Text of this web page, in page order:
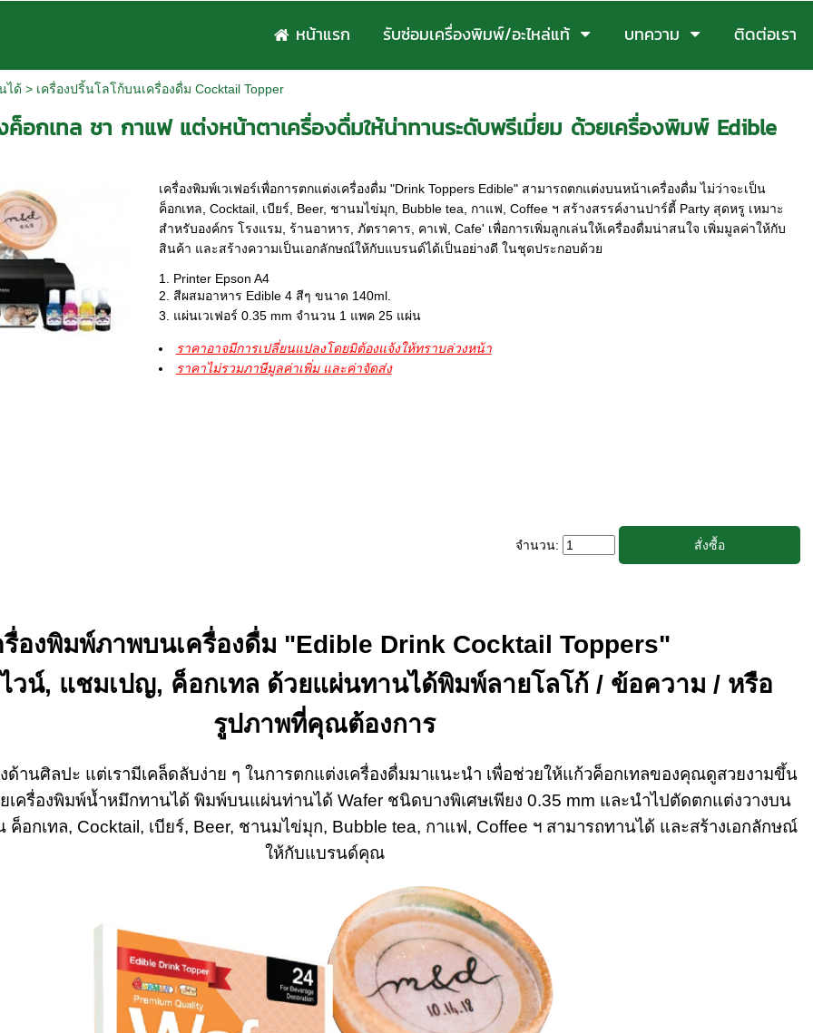
หน้าแรก รับซ่อมเครื่องพิมพ์/อะไหล่แท้ บทความ ติดต่อเรา
ได้ > เครื่องปริ้นโลโก้บนเครื่องดื่ม Cocktail Topper
อกเทล ชา กาแฟ แต่งหน้าตาเครื่องดื่มให้น่าทานระดับพรีเมี่ยม ด้วยเครื่องพิมพ์ Edible
เครื่องพิมพ์เวเฟอร์เพื่อการตกแต่งเครื่องดื่ม "Drink Toppers Edible" สามารถตกแต่งบนหน้าเครื่องดื่ม ไม่ว่าจะเป็น
ค็อกเทล, Cocktail, เบียร์, Beer, ชานมไข่มุก, Bubble tea, กาแฟ, Coffee ฯ สร้างสรรค์งานปาร์ตี้ Party สุดหรู เหมาะ
สำหรับองค์กร โรงแรม, ร้านอาหาร, ภัตราคาร, คาเฟ่, Cafe' เพื่อการเพิ่มลูกเล่นให้เครื่องดื่มน่าสนใจ เพิ่มมูลค่าให้กับ
สินค้า และสร้างความเป็นเอกลักษณ์ให้กับแบรนด์ได้เป็นอย่างดี ในชุดประกอบด้วย
Printer Epson A4
สีผสมอาหาร Edible 4 สีๆ ขนาด 140ml.
แผ่นเวเฟอร์ 0.35 mm จำนวน 1 แพค 25 แผ่น
ราคาอาจมีการเปลี่ยนแปลงโดยมิต้องแจ้งให้ทราบล่วงหน้า
ราคาไม่รวมภาษีมูลค่าเพิ่ม และค่าจัดส่ง
จำนวน:
รื่องพิมพ์ภาพบนเครื่องดื่ม "Edible Drink Cocktail Toppers"
วน์, แชมเปญ, ค็อกเทล ด้วยแผ่นทานได้พิมพ์ลายโลโก้ / ข้อความ / หรือ
รูปภาพที่คุณต้องการ
ด้านศิลปะ แต่เรามีเคล็ดลับง่าย ๆ ในการตกแต่งเครื่องดื่มมาแนะนำ เพื่อช่วยให้แก้วค็อกเทลของคุณดูสวยงามขึ้น
เครื่องพิมพ์น้ำหมึกทานได้ พิมพ์บนแผ่นท่านได้ Wafer ชนิดบางพิเศษเพียง 0.35 mm และนำไปตัดตกแต่งวางบน
ค็อกเทล, Cocktail, เบียร์, Beer, ชานมไข่มุก, Bubble tea, กาแฟ, Coffee ฯ สามารถทานได้ และสร้างเอกลักษณ์
ให้กับแบรนด์คุณ